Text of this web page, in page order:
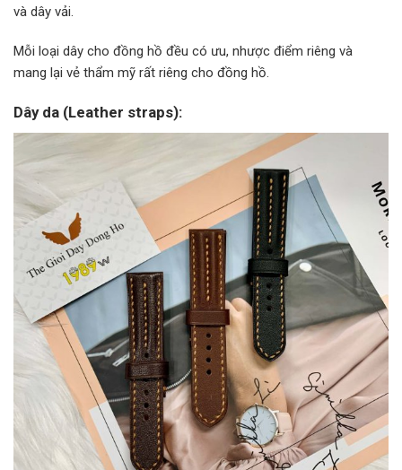
và dây vải.
Mỗi loại dây cho đồng hồ đều có ưu, nhược điểm riêng và
mang lại vẻ thẩm mỹ rất riêng cho đồng hồ.
Dây da (Leather straps):